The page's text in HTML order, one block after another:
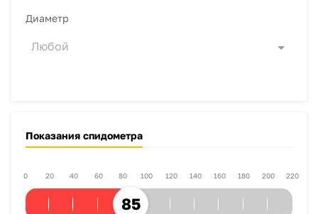
Диаметр
Любой
Показания спидометра
0 20 40 60 80 100 120 140 160 180 200 220
85